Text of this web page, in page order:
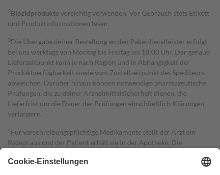
2Biozidproduktevorsichtig verwenden. Vor Gebrauch stets Etikett
und Produktinformationen lesen.
3Die Übergabe deiner Bestellung an den Paketdienstleister erfolgt
bei uns werktags von Montag bis Freitag bis 18:00 Uhr. Der genaue
Lieferzeitpunkt kann je nach Region und in Abhängigkeit der
Produktverfügbarkeit sowie vom Zustellzeitpunkt des Spediteurs
abweichen. Darüber hinaus können notwendige pharmazeutische
Prüfungen, die zu deiner Arzneimittelsicherheit dienen, die
Lieferfrist um die Dauer der Prüfungen einschließlich Klärungen
verlängern.
4Für verschreibungspflichtige Medikamente stellt der Arzt ein
Rezept aus und der Patient erhält sie in der Apotheke. Die
Kosten dafür, der Versicherte trägt einen Teil davon als Zuzahlung